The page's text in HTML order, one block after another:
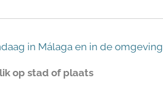
in Málaga en in de omgeving
op stad of plaats